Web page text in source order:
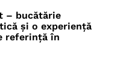
– bucătărie
și o experiență
referință în